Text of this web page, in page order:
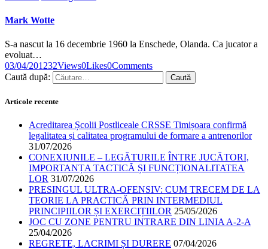
Mark Wotte
S-a nascut la 16 decembrie 1960 la Enschede, Olanda. Ca jucator a
evoluat…
03/04/201232Views0Likes0Comments
Caută după:
Articole recente
Acreditarea Școlii Postliceale CRSSE Timișoara confirmă
legalitatea și calitatea programului de formare a antrenorilor
31/07/2026
CONEXIUNILE – LEGĂTURILE ÎNTRE JUCĂTORI,
IMPORTANȚA TACTICĂ ȘI FUNCȚIONALITATEA
LOR 31/07/2026
PRESINGUL ULTRA-OFENSIV: CUM TRECEM DE LA
TEORIE LA PRACTICĂ PRIN INTERMEDIUL
PRINCIPIILOR ȘI EXERCIȚIILOR 25/05/2026
JOC CU ZONE PENTRU INTRARE DIN LINIA A-2-A
25/04/2026
REGRETE, LACRIMI ȘI DURERE 07/04/2026